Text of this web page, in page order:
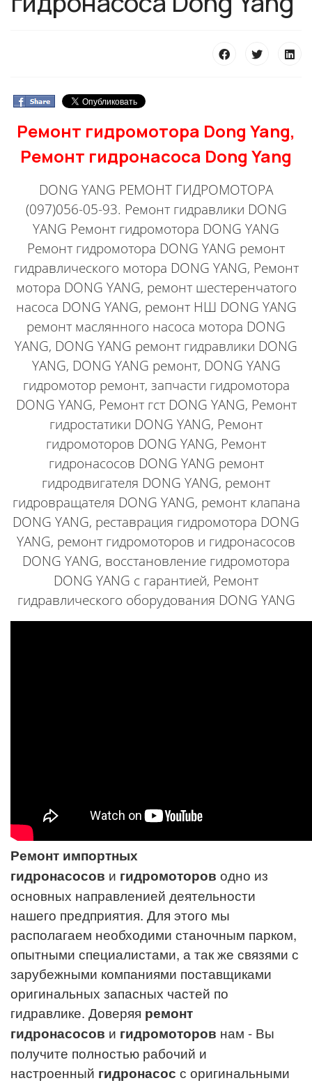
Ремонт гидромотора Dong Yang,
Ремонт гидронасоса Dong Yang
DONG YANG РЕМОНТ ГИДРОМОТОРА
(097)056-05-93. Ремонт гидравлики DONG
YANG Ремонт гидромотора DONG YANG
Ремонт гидромотора DONG YANG ремонт
гидравлического мотора DONG YANG, Ремонт
мотора DONG YANG, ремонт шестеренчатого
насоса DONG YANG, ремонт НШ DONG YANG
ремонт маслянного насоса мотора DONG
YANG, DONG YANG ремонт гидравлики DONG
YANG, DONG YANG ремонт, DONG YANG
гидромотор ремонт, запчасти гидромотора
DONG YANG, Ремонт гст DONG YANG, Ремонт
гидростатики DONG YANG, Ремонт
гидромоторов DONG YANG, Ремонт
гидронасосов DONG YANG ремонт
гидродвигателя DONG YANG, ремонт
гидровращателя DONG YANG, ремонт клапана
DONG YANG, реставрация гидромотора DONG
YANG, ремонт гидромоторов и гидронасосов
DONG YANG, восстановление гидромотора
DONG YANG с гарантией, Ремонт
гидравлического оборудования DONG YANG
Ремонт импортных
гидронасосов и гидромоторов одно из
основных направленией деятельности
нашего предприятия. Для этого мы
располагаем необходими станочным парком,
опытными специалистами, а так же связями с
зарубежными компаниями поставщиками
оригинальных запасных частей по
гидравлике. Доверяя ремонт
гидронасосов и гидромоторов нам - Вы
получите полностью рабочий и
настроенный гидронасос с оригинальными